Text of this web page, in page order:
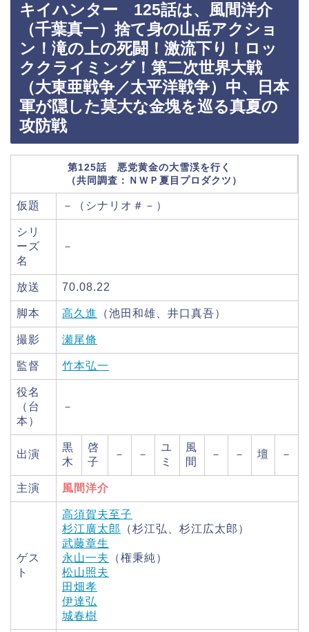
キイハンター 125話は、風間洋介
（千葉真一）捨て身の山岳アクショ
ン！滝の上の死闘！激流下り！ロッ
ククライミング！第二次世界大戦
（大東亜戦争／太平洋戦争）中、日本
軍が隠した莫大な金塊を巡る真夏の
攻防戦
第125話 悪党黄金の大雪渓を行く
（共同調査：ＮＷＰ夏目プロダクツ）
仮題 －（シナリオ＃－）
シリ
ーズ
名
－
放送 70.08.22
脚本 高久進 （池田和雄、井口真吾）
撮影 瀬尾脩
監督 竹本弘一
役名
（台
本）
－
出演
黒
木
啓
子
－ －
ユ
ミ
風
間
－ － 壇 －
主演 風間洋介
ゲス
ト
高須賀夫至子
杉江廣太郎
（杉江弘、杉江広太郎）
武藤章生
永山一夫
（権秉純）
松山照夫
田畑孝
伊達弘
城春樹